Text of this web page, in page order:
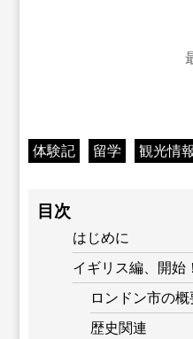
体験記 留学 観光情報
目次
はじめに
イギリス編、開始！
ロンドン市の
歴史関連